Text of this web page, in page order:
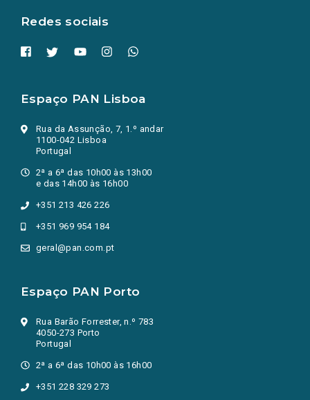
Redes sociais
Espaço PAN Lisboa
Rua da Assunção, 7, 1.º andar
1100-042 Lisboa
Portugal
2ª a 6ª das 10h00 às 13h00
e das 14h00 às 16h00
+351 213 426 226
+351 969 954 184
geral@pan.com.pt
Espaço PAN Porto
Rua Barão Forrester, n.º 783
4050-273 Porto
Portugal
2ª a 6ª das 10h00 às 16h00
+351 228 329 273